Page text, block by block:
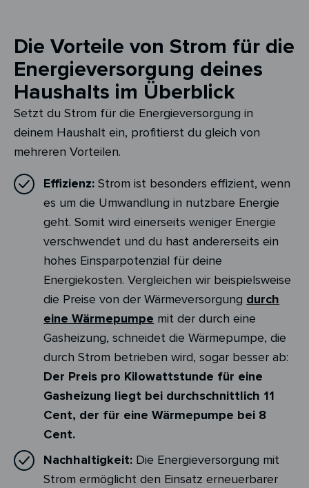
Die Vorteile von Strom für die
Energieversorgung deines
Haushalts im Überblick
Setzt du Strom für die Energieversorgung in
deinem Haushalt ein, profitierst du gleich von
mehreren Vorteilen.
Effizienz:Strom ist besonders effizient, wenn
es um die Umwandlung in nutzbare Energie
geht. Somit wird einerseits weniger Energie
verschwendet und du hast andererseits ein
hohes Einsparpotenzial für deine
Energiekosten. Vergleichen wir beispielsweise
die Preise von der Wärmeversorgung durch
eine Wärmepumpe mit der durch eine
Gasheizung, schneidet die Wärmepumpe, die
durch Strom betrieben wird, sogar besser ab:
Der Preis pro Kilowattstunde für eine
Gasheizung liegt bei durchschnittlich 11
Cent, der für eine Wärmepumpe bei 8
Cent.
Nachhaltigkeit: Die Energieversorgung mit
Strom ermöglicht den Einsatz erneuerbarer